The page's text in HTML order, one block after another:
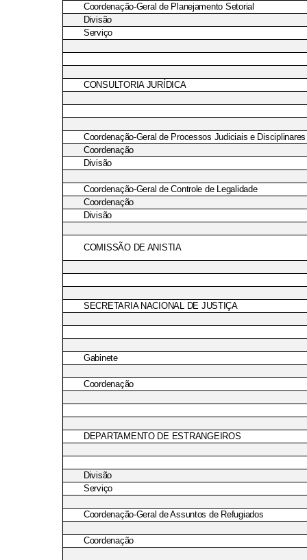
Coordenação-Geral de Planejamento Setorial
Divisão
Serviço
CONSULTORIA JURÍDICA
Coordenação-Geral de Processos Judiciais e Disciplinares
Coordenação
Divisão
Coordenação-Geral de Controle de Legalidade
Coordenação
Divisão
COMISSÃO DE ANISTIA
SECRETARIA NACIONAL DE JUSTIÇA
Gabinete
Coordenação
DEPARTAMENTO DE ESTRANGEIROS
Divisão
Serviço
Coordenação-Geral de Assuntos de Refugiados
Coordenação